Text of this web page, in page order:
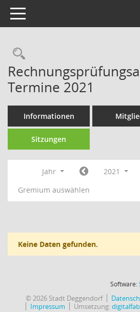
Toggle navigation
Rechercheauswahl
Termine 2021
Informationen
Sitzungen
Jahr
2021
Gremium auswählen
Keine Daten gefunden.
Software:
© 2026 Stadt Deggendorf
Impressum
Umsetzung: